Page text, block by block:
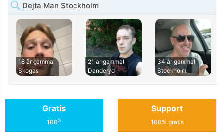
Dejta Man Stockholm
18 år gammal
Skogas
21 år gammal
Danderyd
34 år gammal
Stockholm
Gratis
100%
Support
100% gratis